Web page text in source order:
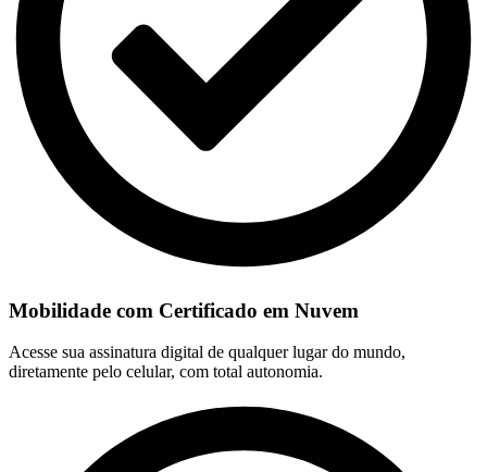
Mobilidade com Certificado em Nuvem
Acesse sua assinatura digital de qualquer lugar do mundo,
diretamente pelo celular, com total autonomia.